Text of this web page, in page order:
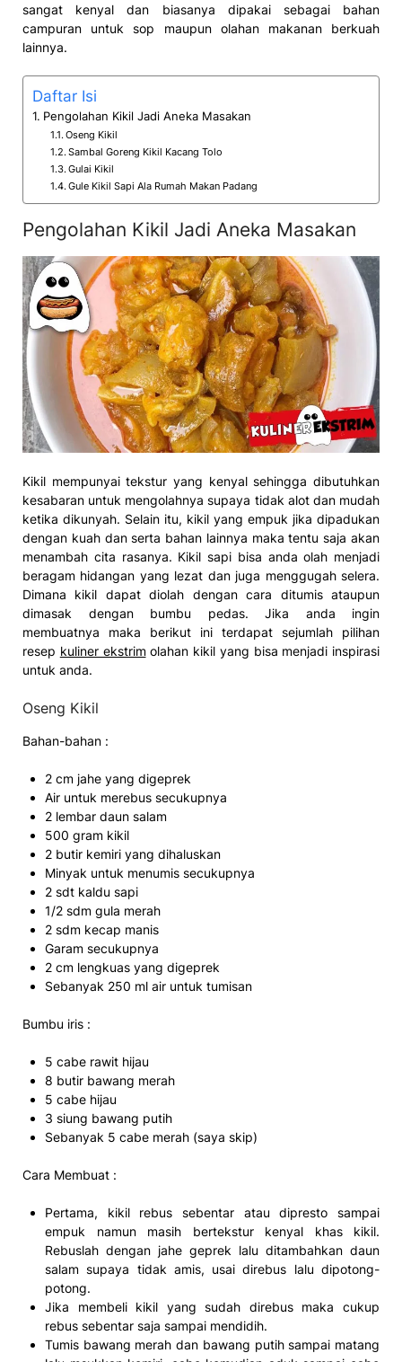
sangat kenyal dan biasanya dipakai sebagai bahan
campuran untuk sop maupun olahan makanan berkuah
lainnya.
Daftar Isi
Pengolahan Kikil Jadi Aneka Masakan
Oseng Kikil
Sambal Goreng Kikil Kacang Tolo
Gulai Kikil
Gule Kikil Sapi Ala Rumah Makan Padang
Pengolahan Kikil Jadi Aneka Masakan
Kikil mempunyai tekstur yang kenyal sehingga dibutuhkan
kesabaran untuk mengolahnya supaya tidak alot dan mudah
ketika dikunyah. Selain itu, kikil yang empuk jika dipadukan
dengan kuah dan serta bahan lainnya maka tentu saja akan
menambah cita rasanya. Kikil sapi bisa anda olah menjadi
beragam hidangan yang lezat dan juga menggugah selera.
Dimana kikil dapat diolah dengan cara ditumis ataupun
dimasak dengan bumbu pedas. Jika anda ingin
membuatnya maka berikut ini terdapat sejumlah pilihan
resep kuliner ekstrimolahan kikil yang bisa menjadi inspirasi
untuk anda.
Oseng Kikil
Bahan-bahan :
2 cm jahe yang digeprek
Air untuk merebus secukupnya
2 lembar daun salam
500 gram kikil
2 butir kemiri yang dihaluskan
Minyak untuk menumis secukupnya
2 sdt kaldu sapi
1/2 sdm gula merah
2 sdm kecap manis
Garam secukupnya
2 cm lengkuas yang digeprek
Sebanyak 250 ml air untuk tumisan
Bumbu iris :
5 cabe rawit hijau
8 butir bawang merah
5 cabe hijau
3 siung bawang putih
Sebanyak 5 cabe merah (saya skip)
Cara Membuat :
Pertama, kikil rebus sebentar atau dipresto sampai
empuk namun masih bertekstur kenyal khas kikil.
Rebuslah dengan jahe geprek lalu ditambahkan daun
salam supaya tidak amis, usai direbus lalu dipotong-
potong.
Jika membeli kikil yang sudah direbus maka cukup
rebus sebentar saja sampai mendidih.
Tumis bawang merah dan bawang putih sampai matang